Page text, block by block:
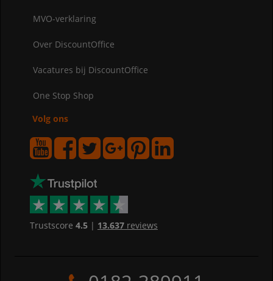
MVO-verklaring
Over DiscountOffice
Vacatures bij DiscountOffice
One Stop Shop
Volg ons
Trustscore 4.5| 13.637reviews